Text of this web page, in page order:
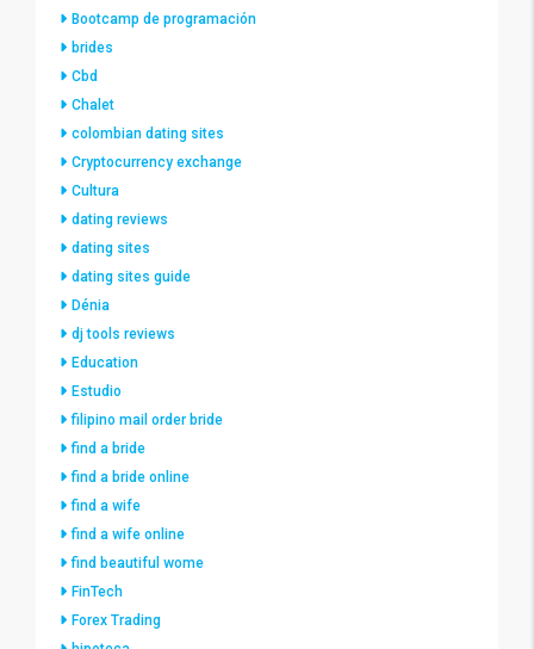
Bootcamp de programación
brides
Cbd
Chalet
colombian dating sites
Cryptocurrency exchange
Cultura
dating reviews
dating sites
dating sites guide
Dénia
dj tools reviews
Education
Estudio
filipino mail order bride
find a bride
find a bride online
find a wife
find a wife online
find beautiful wome
FinTech
Forex Trading